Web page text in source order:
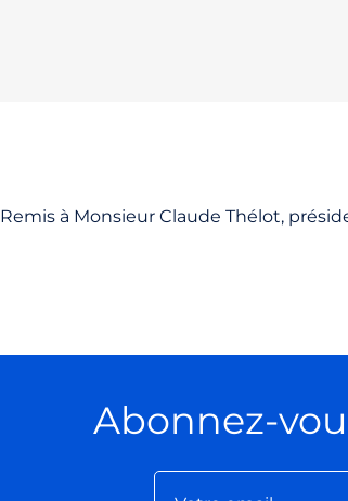
Remis à Monsieur Claude Thélot,
Abonnez-